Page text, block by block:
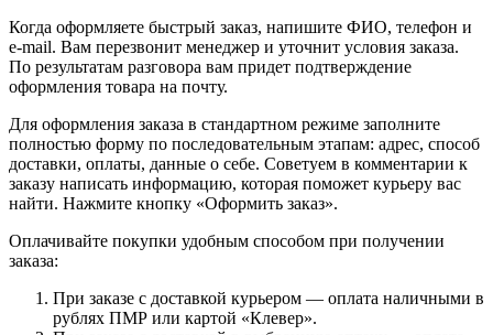
Когда оформляете быстрый заказ, напишите ФИО, телефон и
e-mail. Вам перезвонит менеджер и уточнит условия заказа.
По результатам разговора вам придет подтверждение
оформления товара на почту.
Для оформления заказа в стандартном режиме заполните
полностью форму по последовательным этапам: адрес, способ
доставки, оплаты, данные о себе. Советуем в комментарии к
заказу написать информацию, которая поможет курьеру вас
найти. Нажмите кнопку «Оформить заказ».
Оплачивайте покупки удобным способом при получении
заказа:
При заказе с доставкой курьером — оплата наличными в
рублях ПМР или картой «Клевер».